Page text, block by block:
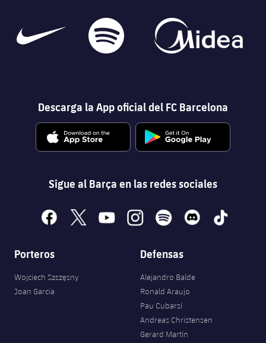
Descarga la App oficial del FC Barcelona
Sigue al Barça en las redes sociales
facebook
x youtubeinstagramspotify discord tiktok
Porteros
Wojciech Szczęsny
Joan Garcia
Defensas
Alejandro Balde
Ronald Araujo
Pau Cubarsí
Andreas Christensen
Gerard Martín